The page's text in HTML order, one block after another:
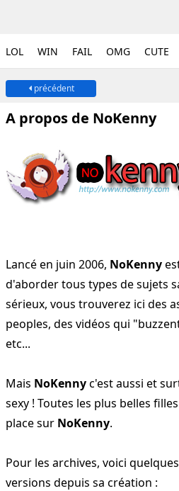
LOL WIN FAIL OMG CUTE
précédent
A propos de NoKenny
Lancé en juin 2006, NoKenny
d'aborder tous types de sujets
sérieux, vous trouverez ici des
peoples, des vidéos qui
etc...
Mais NoKennyc'est aussi et
sexy ! Toutes les plus belles
place sur NoKenny.
Pour les archives, voici
versions depuis sa création :